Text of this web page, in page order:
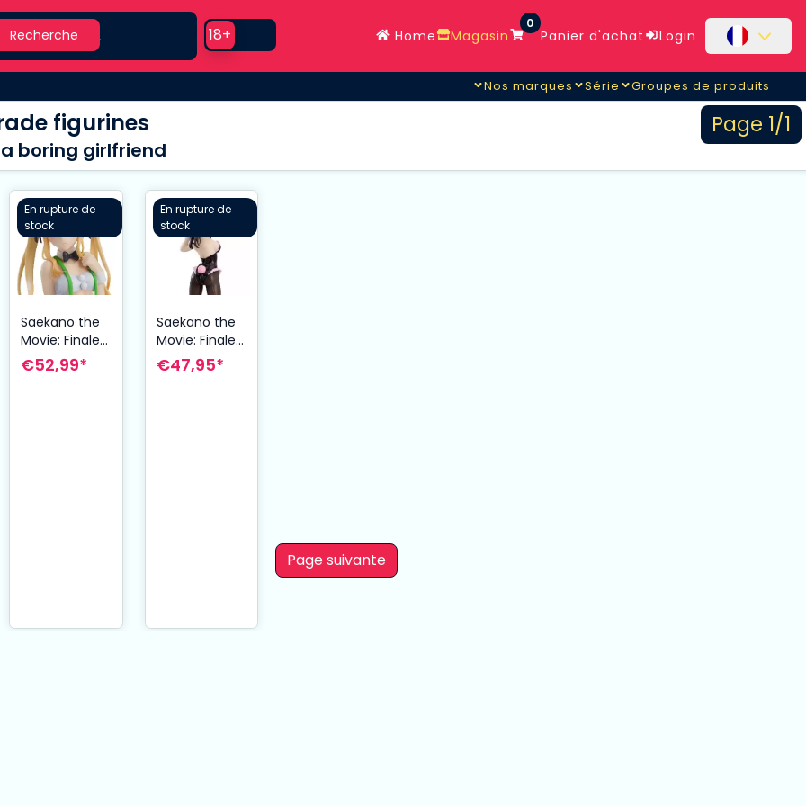
Recherche
Use setting
18+ Home Magasin
0
Panier d'achat Login
Nos marques Série Groupes de produits
Page 1/1
figurines
boring girlfriend
En rupture de
stock
Saekano the
Movie: Finale
statuette PVC
Pop Up
€52,99*
En rupture de
stock
Saekano the
Movie: Finale
statuette PVC
Pop Up
€47,95*
Page suivante